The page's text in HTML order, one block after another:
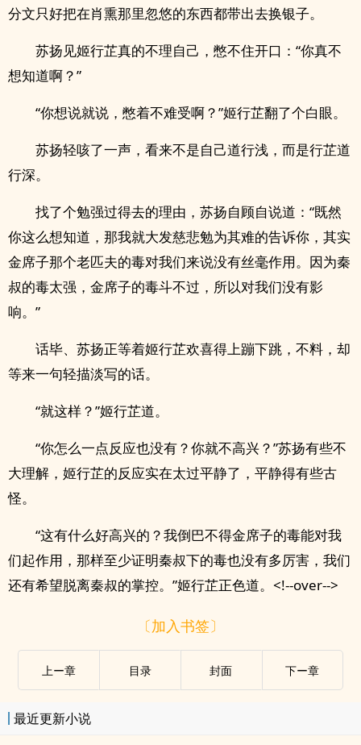
分文只好把在肖熏那里忽悠的东西都带出去换银子。
苏扬见姬行芷真的不理自己，憋不住开口：“你真不
想知道啊？”
“你想说就说，憋着不难受啊？”姬行芷翻了个白眼。
苏扬轻咳了一声，看来不是自己道行浅，而是行芷道
行深。
找了个勉强过得去的理由，苏扬自顾自说道：“既然
你这么想知道，那我就大发慈悲勉为其难的告诉你，其实
金席子那个老匹夫的毒对我们来说没有丝毫作用。因为秦
叔的毒太强，金席子的毒斗不过，所以对我们没有影
响。”
话毕、苏扬正等着姬行芷欢喜得上蹦下跳，不料，却
等来一句轻描淡写的话。
“就这样？”姬行芷道。
“你怎么一点反应也没有？你就不高兴？”苏扬有些不
大理解，姬行芷的反应实在太过平静了，平静得有些古
怪。
“这有什么好高兴的？我倒巴不得金席子的毒能对我
们起作用，那样至少证明秦叔下的毒也没有多厉害，我们
还有希望脱离秦叔的掌控。”姬行芷正色道。<!--over-->
〔加入书签〕
上ー章 目录 封面 下ー章
最近更新小说